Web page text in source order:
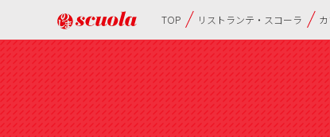
TOP リストランテ・スコーラ